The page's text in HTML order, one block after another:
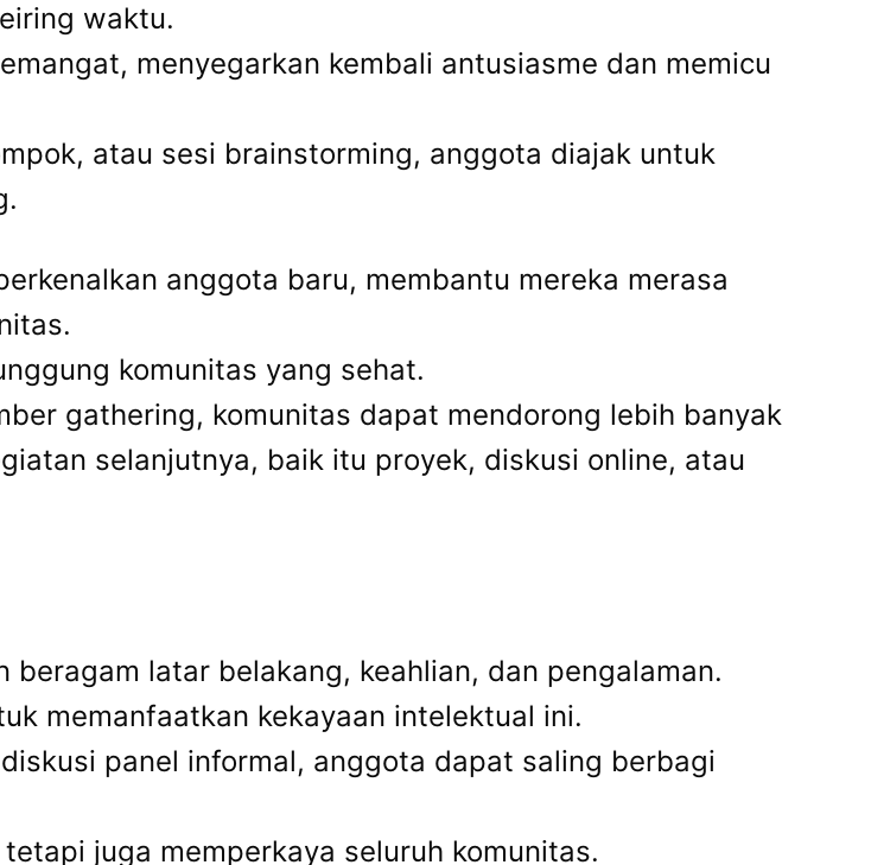
waktu.
menyegarkan kembali antusiasme dan memicu
atau sesi brainstorming, anggota diajak untuk
anggota baru, membantu mereka merasa
komunitas yang sehat.
gathering, komunitas dapat mendorong lebih banyak
selanjutnya, baik itu proyek, diskusi online, atau
latar belakang, keahlian, dan pengalaman.
memanfaatkan kekayaan intelektual ini.
panel informal, anggota dapat saling berbagi
juga memperkaya seluruh komunitas.